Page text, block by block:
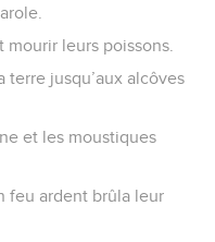
leurs poissons.
jusqu’aux alcôves
et les moustiques
feu ardent brûla leur